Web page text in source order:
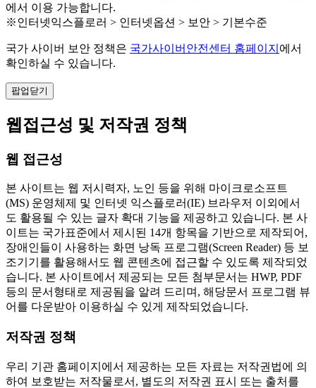
에서 이용 가능합니다.
※인터넷익스플로러 > 인터넷옵션 > 보안 > 기본수준
국가 사이버 보안 정책은 국가사이버안전센터 홈페이지 에서
확인하실 수 있습니다.
팝업닫기
웹접근성 및 저작권 정책
웹 접근성
본 사이트는 웹 저시력자, 노인 등을 위해 마이크로소프트
(MS) 운영체제 및 인터넷 익스플로러(IE) 브라우저 이외에서
도 활용될 수 있는 글자 확대 기능을 제공하고 있습니다. 본 사
이트는 국가표준에서 제시된 14개 항목을 기반으로 제작되어,
장애인들이 사용하는 화면 낭독 프로그램(Screen Reader) 등 보
조기기를 활용해서도 웹 콘텐츠에 접근할 수 있도록 제작되었
습니다. 본 사이트에서 제공되는 모든 첨부문서는 HWP, PDF
등의 문서형태로 제공됨을 알려 드리며, 해당문서 프로그램 뷰
어를 다운받아 이용하실 수 있게 제작되었습니다.
저작권 정책
우리 기관 홈페이지에서 제공하는 모든 자료는 저작권법에 의
하여 보호받는 저작물로서, 별도의 저작권 표시 또는 출처를